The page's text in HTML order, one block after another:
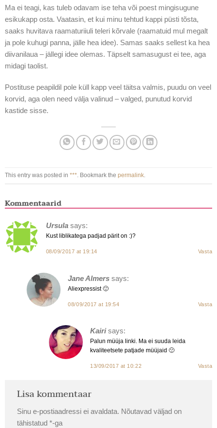
Ma ei teagi, kas tuleb odavam ise teha või poest mingisugune
esikukapp osta. Vaatasin, et kui minu tehtud kappi püsti tõsta,
saaks huvitava raamaturiiuli teleri kõrvale (raamatuid mul megalt
ja pole kuhugi panna, jälle hea idee). Samas saaks sellest ka hea
diivanilaua – jällegi idee olemas. Täpselt samasugust ei tee, aga
midagi taolist.
Postituse peapildil pole küll kapp veel täitsa valmis, puudu on veel
korvid, aga olen need välja valinud – valged, punutud korvid
kastide sisse.
This entry was posted in ***. Bookmark the permalink.
Kommentaarid
Ursula says:
Kust liblikatega padjad pärit on :)?
08/09/2017 at 19:14 Vasta
Jane Almers says:
Aliexpressist 🙂
08/09/2017 at 19:54 Vasta
Kairi says:
Palun müüja linki. Ma ei suuda leida
kvaliteetsete patjade müüjaid 🙁
13/09/2017 at 10:22 Vasta
Lisa kommentaar
Sinu e-postiaadressi ei avaldata. Nõutavad väljad on
tähistatud *-ga